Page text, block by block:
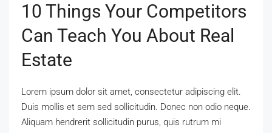
10 Things Your Competitors
Can Teach You About Real
Estate
Lorem ipsum dolor sit amet, consectetur adipiscing elit.
Duis mollis et sem sed sollicitudin. Donec non odio neque.
Aliquam hendrerit sollicitudin purus, quis rutrum mi